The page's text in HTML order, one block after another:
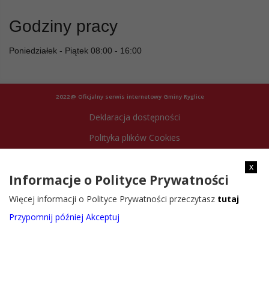
Godziny pracy
Poniedziałek - Piątek 08:00 - 16:00
2022@ Oficjalny serwis internetowy Gminy Ryglice
Deklaracja dostępności
Polityka plików Cookies
x
Informacje o Polityce Prywatności
Więcej informacji o Polityce Prywatności przeczytasz tutaj
Przypomnij później Akceptuj